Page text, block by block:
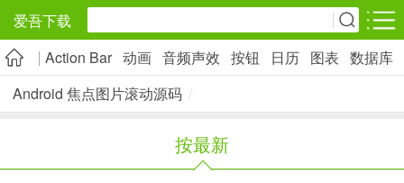
爱吾下载
安卓应用 安卓游戏
旅游出行
社交通讯
2千+款应用
影音播放
Action Bar 动画 音频声效 按钮 日历 图表 数据库
Android 焦点图片滚动源码 /
按最新